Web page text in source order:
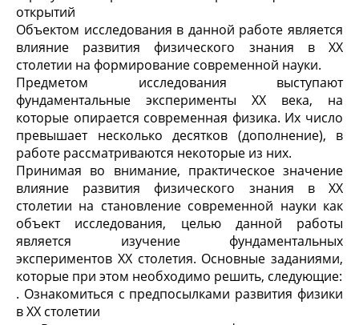
открытий
Объектом исследования в данной работе является
влияние развития физического знания в ХХ
столетии на формирование современной науки.
Предметом исследования выступают
фундаментальные эксперименты ХХ века, на
которые опирается современная физика. Их число
превышает несколько десятков (дополнение), в
работе рассматриваются некоторые из них.
Принимая во внимание, практическое значение
влияние развития физического знания в ХХ
столетии на становление современной науки как
объект исследования, целью данной работы
является изучение фундаментальных
экспериментов ХХ столетия. Основные заданиями,
которые при этом необходимо решить, следующие:
. Ознакомиться с предпосылками развития физики
в ХХ столетии